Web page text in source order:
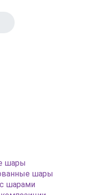
шары
шары
шарами